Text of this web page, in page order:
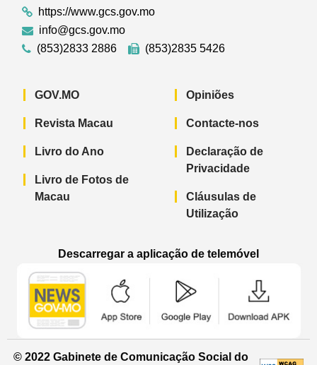
https://www.gcs.gov.mo
info@gcs.gov.mo
(853)2833 2886
(853)2835 5426
GOV.MO
Revista Macau
Livro do Ano
Livro de Fotos de
Macau
Opiniões
Contacte-nos
Declaração de
Privacidade
Cláusulas de
Utilização
Descarregar a aplicação de telemóvel
© 2022 Gabinete de Comunicação Social do